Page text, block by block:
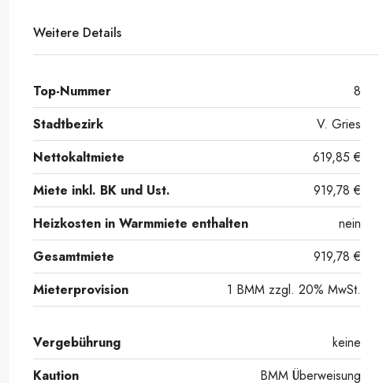
Weitere Details
Top-Nummer 8
Stadtbezirk
V. Gries
Nettokaltmiete
619,85 €
Miete inkl. BK und Ust.
919,78 €
Heizkosten in Warmmiete enthalten
nein
Gesamtmiete
919,78 €
Mieterprovision
1 BMM zzgl. 20% MwSt.
Vergebührung
keine
Kaution
BMM Überweisung